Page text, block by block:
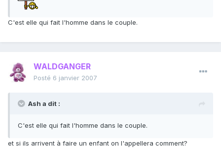
C'est elle qui fait l'homme dans le couple.
WALDGANGER
Posté 6 janvier 2007
Ash a dit :
C'est elle qui fait l'homme dans le couple.
et si ils arrivent à faire un enfant on l'appellera comment?